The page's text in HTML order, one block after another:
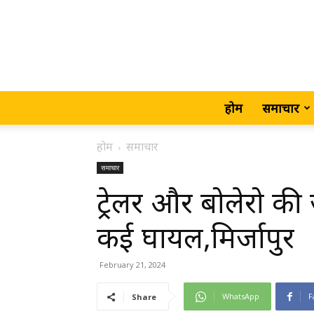
होम समाचार
होम समाचार
समाचार
ट्रेलर और बोलेरो की
कई घायल,मिर्जापुर
February 21, 2024
Share WhatsApp